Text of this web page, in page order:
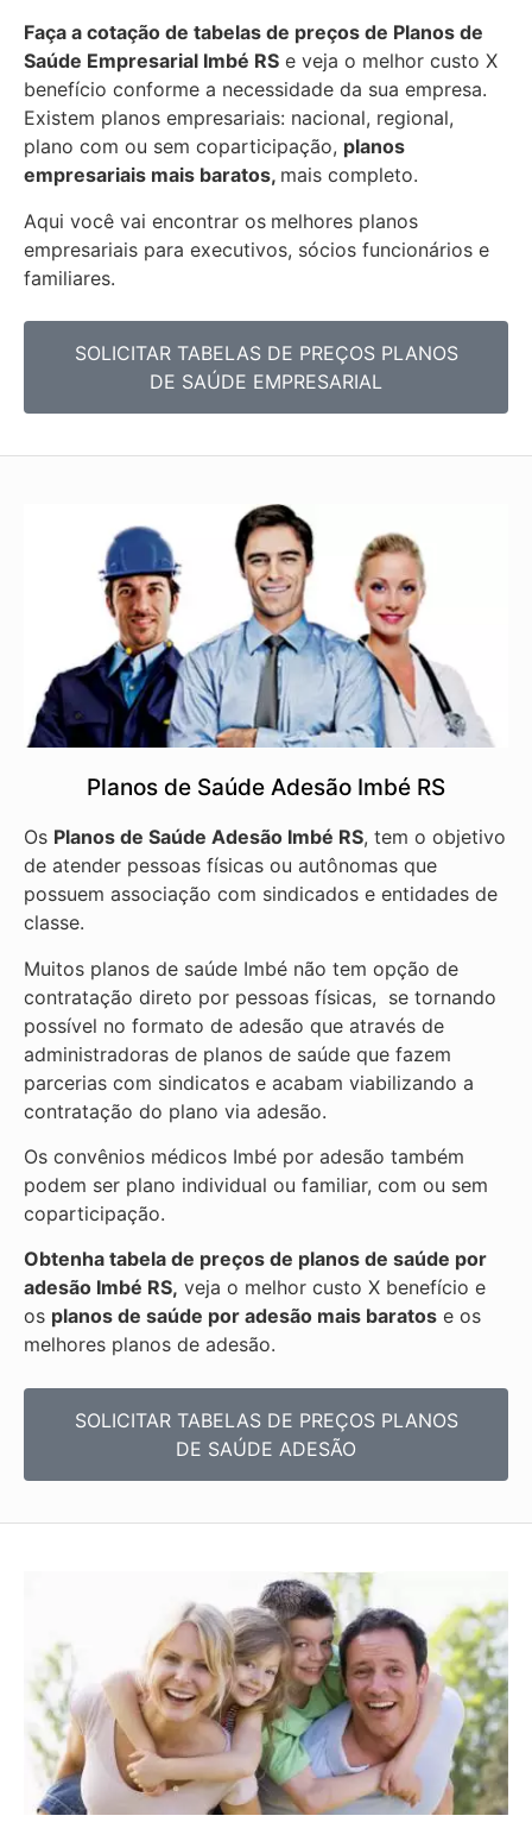
Faça a cotação de tabelas de preços de Planos de
Saúde Empresarial Imbé RS e veja o melhor custo X
benefício conforme a necessidade da sua empresa.
Existem planos empresariais: nacional, regional,
plano com ou sem coparticipação, planos
empresariais mais baratos, mais completo.
Aqui você vai encontrar os melhores planos
empresariais para executivos, sócios funcionários e
familiares.
SOLICITAR TABELAS DE PREÇOS PLANOS
DE SAÚDE EMPRESARIAL
Planos de Saúde Adesão Imbé RS
Os Planos de Saúde Adesão Imbé RS, tem o objetivo
de atender pessoas físicas ou autônomas que
possuem associação com sindicados e entidades de
classe.
Muitos planos de saúde Imbé não tem opção de
contratação direto por pessoas físicas, se tornando
possível no formato de adesão que através de
administradoras de planos de saúde que fazem
parcerias com sindicatos e acabam viabilizando a
contratação do plano via adesão.
Os convênios médicos Imbé por adesão também
podem ser plano individual ou familiar, com ou sem
coparticipação.
Obtenha tabela de preços de planos de saúde por
adesão Imbé RS, veja o melhor custo X benefício e
os planos de saúde por adesão mais baratos e os
melhores planos de adesão.
SOLICITAR TABELAS DE PREÇOS PLANOS
DE SAÚDE ADESÃO